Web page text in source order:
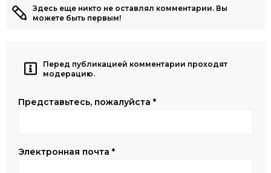
Здесь еще никто не оставлял комментарии. Вы
можете быть первым!
Перед публикацией комментарии проходят
модерацию.
Представьтесь, пожалуйста *
Электронная почта *